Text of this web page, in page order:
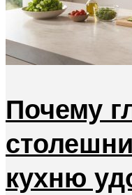
Почему
кухню